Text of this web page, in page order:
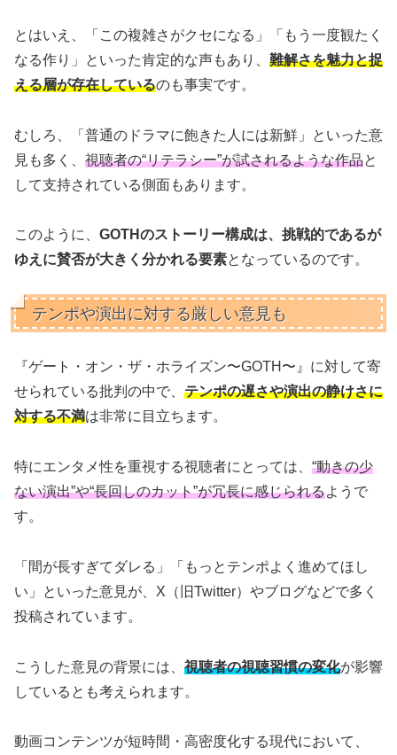
とはいえ、「この複雑さがクセになる」「もう一度観たく
なる作り」といった肯定的な声もあり、 難解さを魅力と捉
える層が存在しているのも事実です。
むしろ、「普通のドラマに飽きた人には新鮮」といった意
見も多く、 視聴者の“リテラシー”が試されるような作品と
して支持されている側面もあります。
このように、 GOTHのストーリー構成は、挑戦的であるが
ゆえに賛否が大きく分かれる要素となっているのです。
テンポや演出に対する厳しい意見も
『ゲート・オン・ザ・ホライズン〜GOTH〜』に対して寄
せられている批判の中で、 テンポの遅さや演出の静けさに
対する不満は非常に目立ちます。
特にエンタメ性を重視する視聴者にとっては、 “動きの少
ない演出”や“長回しのカット”が冗長に感じられるようで
す。
「間が長すぎてダレる」「もっとテンポよく進めてほし
い」といった意見が、X（旧Twitter）やブログなどで多く
投稿されています。
こうした意見の背景には、 視聴者の視聴習慣の変化が影響
しているとも考えられます。
動画コンテンツが短時間・高密度化する現代において、